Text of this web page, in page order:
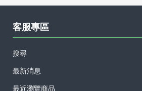
客服專區
搜尋
最新消息
最近瀏覽商品